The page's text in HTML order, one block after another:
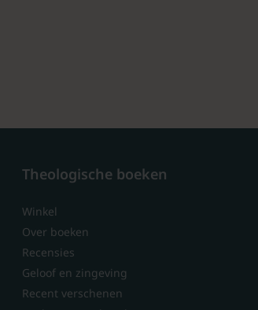
Theologische boeken
Winkel
Over boeken
Recensies
Geloof en zingeving
Recent verschenen